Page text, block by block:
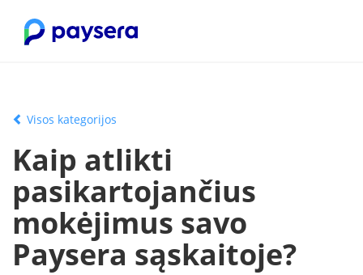
Visos kategorijos
Kaip atlikti
pasikartojančius
mokėjimus savo
Paysera sąskaitoje?